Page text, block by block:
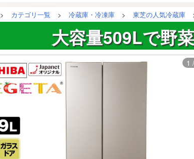
> カテゴリ一覧 > 冷蔵庫・冷凍庫 > 東芝の人気冷蔵庫
大容量509Lで野
1